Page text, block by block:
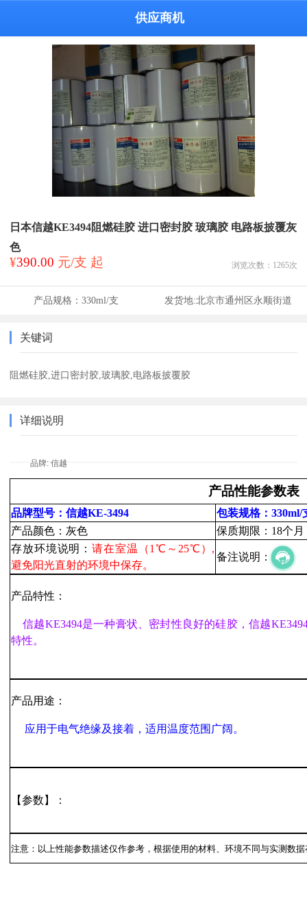
供应商机
日本信越KE3494阻燃硅胶 进口密封胶 玻璃胶 电路板披覆灰
色
¥390.00 元/支 起 浏览次数： 1265次
产品规格： 330ml/支 发货地:北京市通州区永顺街道
关键词
阻燃硅胶,进口密封胶,玻璃胶,电路板披覆胶
详细说明
品牌: 信越
产品性能参数表
品牌型号：信越KE-3494
包装规格：330ml/
产品颜色：灰色
保质期限：18个月
存放环境说明：请在室温（1℃～25℃）,
避免阳光直射的环境中保存。
备注说明：
产品特性：
信越KE3494是一种膏状、密封性良好的硅胶，信越
特性。
产品用途：
应用于电气绝缘及接着，适用温度范围广阔。
【参数】：
注意：以上性能参数描述仅作参考，根据使用的材料、环境不同与实测数